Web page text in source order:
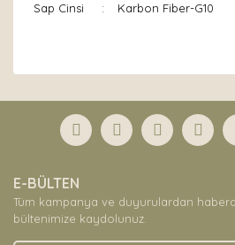
Sap Cinsi : Karbon Fiber-G10
Yorum Yaz
formunu kullanarak tarafımıza
Görüş ve önerileriniz için teşekkür
Ürün açıklamasında eksik bilgiler
Ürün bilgilerinde hatalar bulunuyor.
Ürün fiyatı diğer sitelerden daha
E-BÜLTEN
Tüm kampanya ve duyurulardan
bültenimize kaydolunuz.